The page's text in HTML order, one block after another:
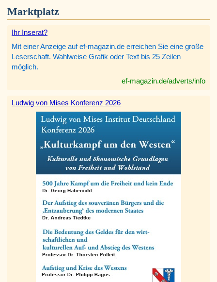
Marktplatz
Ihr Inserat?
Mit einer Anzeige auf ef-magazin.de erreichen Sie eine große
Leserschaft. Wahlweise Grafik oder Text bis 25 Zeilen
möglich.
ef-magazin.de/adverts/info
Ludwig von Mises Konferenz 2026